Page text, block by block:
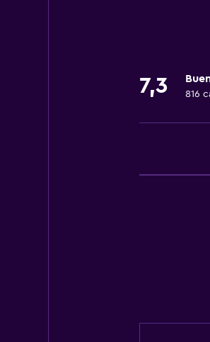
Servicio de
Centro de
7,3 816